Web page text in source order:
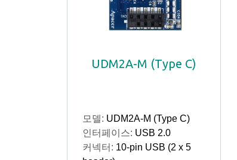
UDM2A-M (Type C)
모델: UDM2A-M (Type C)
인터페이스: USB 2.0
커넥터: 10-pin USB (2 x 5